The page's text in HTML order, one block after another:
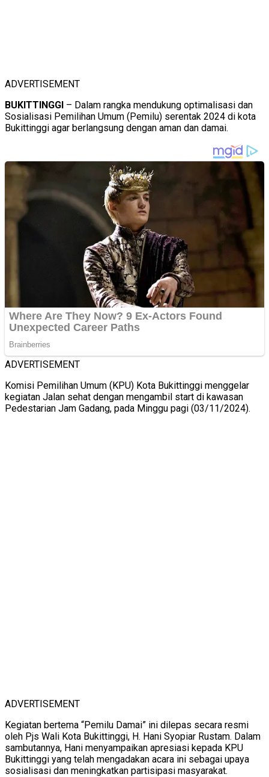
ADVERTISEMENT
BUKITTINGGI – Dalam rangka mendukung optimalisasi dan
Sosialisasi Pemilihan Umum (Pemilu) serentak 2024 di kota
Bukittinggi agar berlangsung dengan aman dan damai.
ADVERTISEMENT
Komisi Pemilihan Umum (KPU) Kota Bukittinggi menggelar
kegiatan Jalan sehat dengan mengambil start di kawasan
Pedestarian Jam Gadang, pada Minggu pagi (03/11/2024).
ADVERTISEMENT
Kegiatan bertema “Pemilu Damai” ini dilepas secara resmi
oleh Pjs Wali Kota Bukittinggi, H. Hani Syopiar Rustam. Dalam
sambutannya, Hani menyampaikan apresiasi kepada KPU
Bukittinggi yang telah mengadakan acara ini sebagai upaya
sosialisasi dan meningkatkan partisipasi masyarakat.